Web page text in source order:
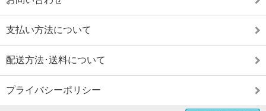
支払い方法について
配送方法･送料について
プライバシーポリシー